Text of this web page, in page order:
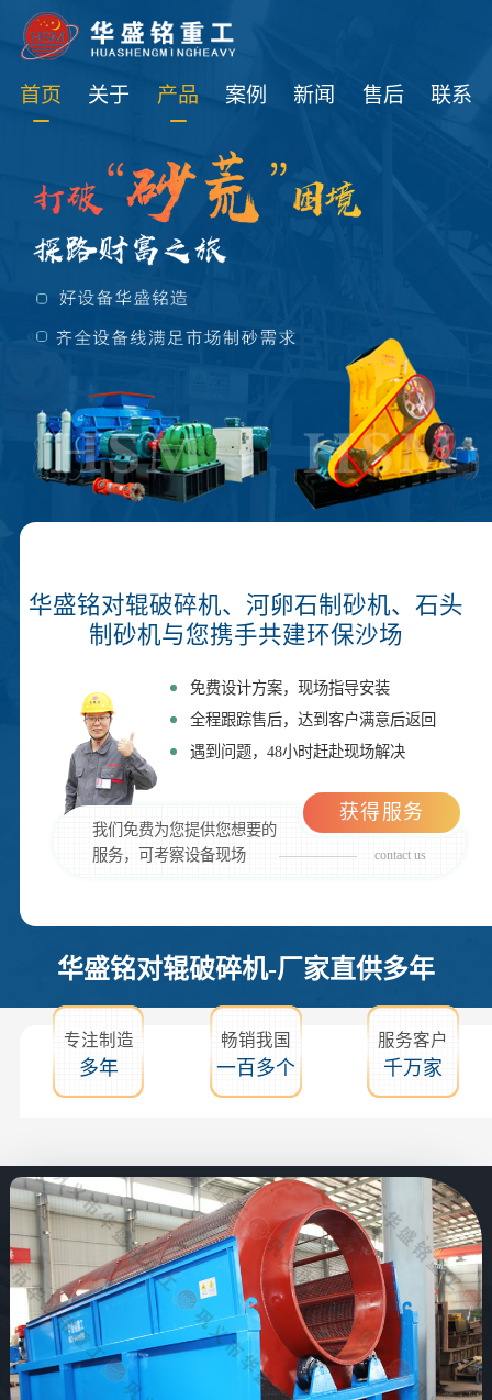
首页 关于 产品 案例 新闻 售后 联系
华盛铭对辊破碎机、河卵石制砂机、石头
制砂机与您携手共建环保沙场
免费设计方案，现场指导安装
全程跟踪售后，达到客户满意后返回
遇到问题，48小时赶赴现场解决
我们免费为您提供您想要的
服务，可考察设备现场
contact us
获得服务
华盛铭对辊破碎机-厂家直供多年
专注制造
多年
畅销我国
一百多个
服务客户
千万家